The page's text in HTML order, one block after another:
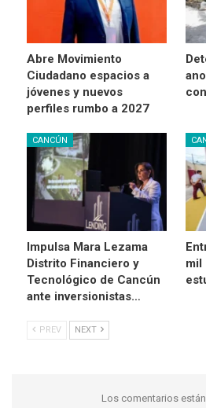
Abre Movimiento
Ciudadano espacios a
jóvenes y nuevos
perfiles rumbo a 2027
CANCÚN
Impulsa Mara Lezama
Distrito Financiero y
Tecnológico de Cancún
ante inversionistas…
mil
PREV NEXT
Los comentarios